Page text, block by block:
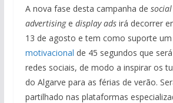
A nova fase desta campanha de
advertisinge display adsirá decorrer
13 de agosto e tem como suporte um
motivacional de 45 segundos que
redes sociais, de modo a inspirar os
do Algarve para as férias de verão.
partilhado nas plataformas